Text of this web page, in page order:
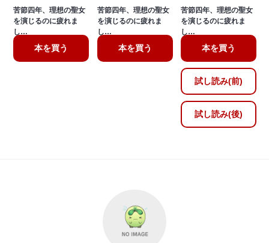
苦節四年、理想の聖女
を演じるのに疲れま
し…
本を買う
苦節四年、理想の聖女
を演じるのに疲れま
し…
本を買う
苦節四年、理想の聖女
を演じるのに疲れま
し…
本を買う
試し読み(前)
試し読み(後)